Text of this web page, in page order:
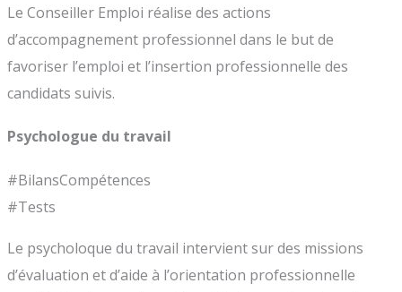
Le Conseiller Emploi réalise des actions
d’accompagnement professionnel dans le but de
favoriser l’emploi et l’insertion professionnelle des
candidats suivis.
Psychologue du travail
#BilansCompétences
#Tests
Le psycholoque du travail intervient sur des missions
d’évaluation et d’aide à l’orientation professionnelle